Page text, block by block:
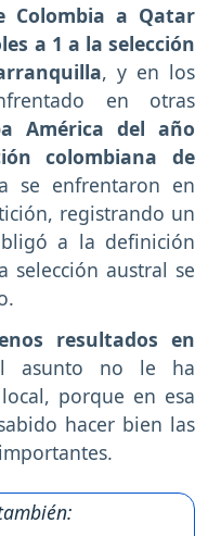
Colombia a Qatar
a 1 a la selección
, y en los
en otras
América del año
colombiana de
se enfrentaron en
registrando un
a la definición
austral se
resultados en
asunto no le ha
porque en esa
hacer bien las